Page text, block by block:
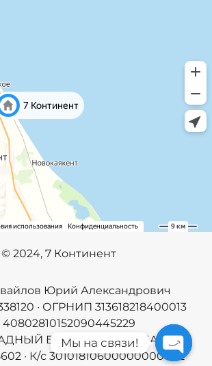
©️ 2024, 7 Континент
Юрий Александрович
· ОГРНИП 313618218400013
40802810152090445229
БАНК ПАО СБЕРБАНК
· К/с 30101810600000000602
Мы на связи!